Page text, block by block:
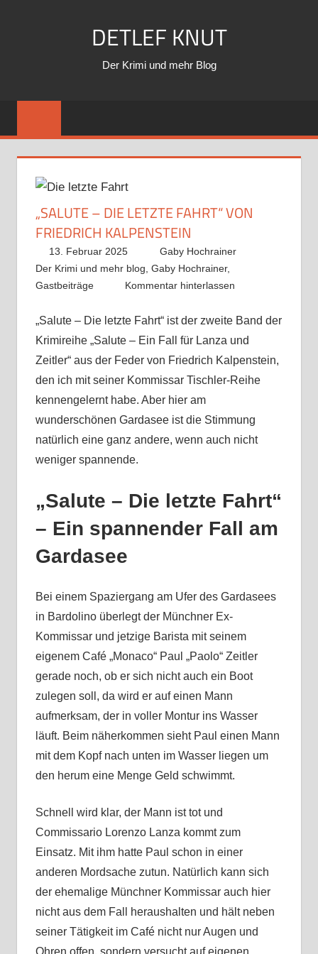
DETLEF KNUT
Der Krimi und mehr Blog
„SALUTE – DIE LETZTE FAHRT“ VON
FRIEDRICH KALPENSTEIN
13. Februar 2025
Gaby Hochrainer
Der Krimi und mehr blog, Gaby Hochrainer,
Gastbeiträge
Kommentar hinterlassen
„Salute – Die letzte Fahrt“ ist der zweite Band der
Krimireihe „Salute – Ein Fall für Lanza und
Zeitler“ aus der Feder von Friedrich Kalpenstein,
den ich mit seiner Kommissar Tischler-Reihe
kennengelernt habe. Aber hier am
wunderschönen Gardasee ist die Stimmung
natürlich eine ganz andere, wenn auch nicht
weniger spannende.
„Salute – Die letzte Fahrt“
– Ein spannender Fall am
Gardasee
Bei einem Spaziergang am Ufer des Gardasees
in Bardolino überlegt der Münchner Ex-
Kommissar und jetzige Barista mit seinem
eigenem Café „Monaco“ Paul „Paolo“ Zeitler
gerade noch, ob er sich nicht auch ein Boot
zulegen soll, da wird er auf einen Mann
aufmerksam, der in voller Montur ins Wasser
läuft. Beim näherkommen sieht Paul einen Mann
mit dem Kopf nach unten im Wasser liegen um
den herum eine Menge Geld schwimmt.
Schnell wird klar, der Mann ist tot und
Commissario Lorenzo Lanza kommt zum
Einsatz. Mit ihm hatte Paul schon in einer
anderen Mordsache zutun. Natürlich kann sich
der ehemalige Münchner Kommissar auch hier
nicht aus dem Fall heraushalten und hält neben
seiner Tätigkeit im Café nicht nur Augen und